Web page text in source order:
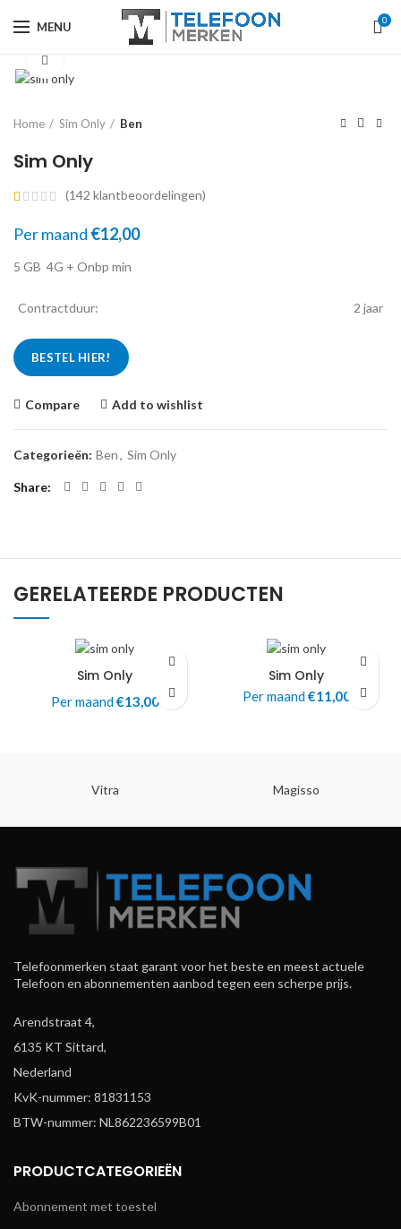
MENU 0
Home Sim Only Ben
Sim Only
(142 klantbeoordelingen)
Per maand €12,00
5 GB 4G + Onbp min
Contractduur: 2 jaar
BESTEL HIER!
Compare Add to wishlist
Categorieën: Ben, Sim Only
Share
GERELATEERDE PRODUCTEN
Sim Only
Per maand€13,00
Sim Only
Per maand€11,00
Vitra Magisso
Telefoonmerken staat garant voor het beste en meest actuele
Telefoon en abonnementen aanbod tegen een scherpe prijs.
Arendstraat 4,
6135 KT Sittard,
Nederland
KvK-nummer: 81831153
BTW-nummer: NL862236599B01
PRODUCTCATEGORIEËN
Abonnement met toestel